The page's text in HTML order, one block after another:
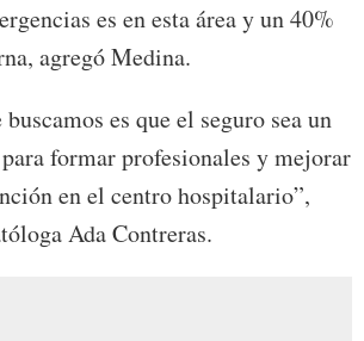
es en esta área y un 40%
agregó Medina.
es que el seguro sea un
formar profesionales y mejorar
en el centro hospitalario”,
Ada Contreras.